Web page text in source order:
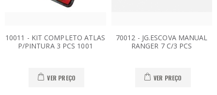
10011 - KIT COMPLETO ATLAS
P/PINTURA 3 PCS 1001
VER PREÇO
70012 - JG.ESCOVA MANUAL
RANGER 7 C/3 PCS
VER PREÇO